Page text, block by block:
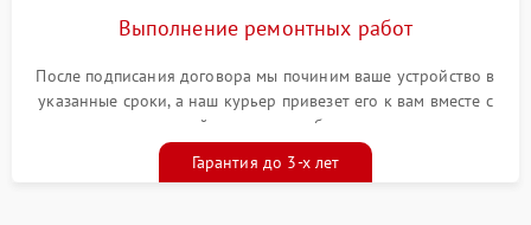
Выполнение ремонтных работ
После подписания договора мы починим ваше устройство в
указанные сроки, а наш курьер привезет его к вам вместе с
гарантийным талоном бесплатно
Гарантия до 3-х лет